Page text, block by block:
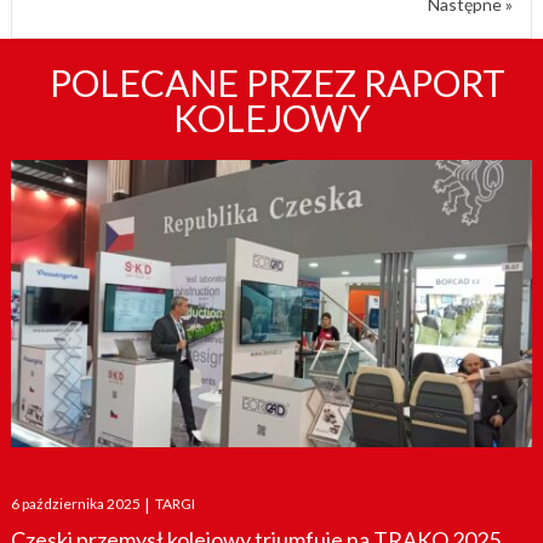
Następne »
POLECANE PRZEZ RAPORT
KOLEJOWY
Posted
on
6 października 2025 | TARGI